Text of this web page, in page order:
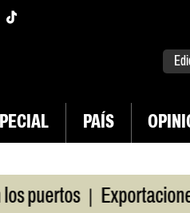
PAÍS
| Exportaciones